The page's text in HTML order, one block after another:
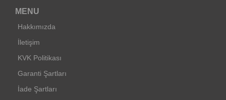
MENU
Hakkımızda
İletişim
KVK Politikası
Garanti Şartları
İade Şartları